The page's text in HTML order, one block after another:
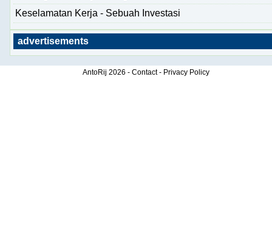
Keselamatan Kerja - Sebuah Investasi
advertisements
AntoRij 2026 - Contact- Privacy Policy